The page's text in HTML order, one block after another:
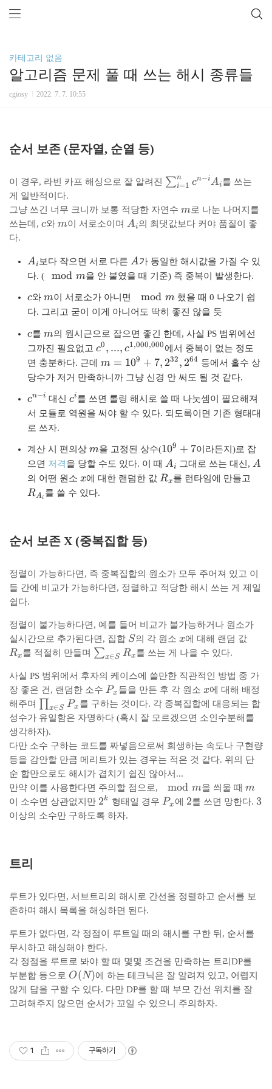
카테고리 없음
알고리즘 문제 풀 때 쓰는 해시 종류들
cgiosy 2022. 7. 7. 10:55
순서 보존 (문자열, 순열 등)
이 경우, 라빈 카프 해싱으로 잘 알려진 \
u
m
=
1
}
^
{
}
{
c
^
{
n
-
_i
}
∑i=1
n cn−iAi를 쓰는
게 일반적이다.
그냥 쓰긴 너무 크니까 보통 적당한 자연수 m
m로 나눈 나머지를
쓰는데, c
c와 m
m이 서로소이며 A
Ai의 최댓값보다 커야 품질이 좋
다.
A
_i
Ai 보다 작으면 서로 다른 A
A가 동일한 해시값을 가질 수 있
다. (
o
d
mod m을 안 붙였을 때 기준) 즉 중복이 발생한다.
c
c와 m
m이 서로소가 아니면
m
d
m
mod m 했을 때 0 나오기 쉽
다. 그리고 굳이 이게 아니어도 딱히 좋진 않을 듯
c
c를 m
m의 원시근으로 잡으면 좋긴 한데, 사실 PS 범위에선
그까진 필요없고 c
^
0
.
c
^
{
,
0
0
0
c0 , ..., c1,000,000 에서 중복이 없는 정도
면 충분하다. 근데 m
=
0
^
7,
2
^
2
6
4
m = 109 + 7, 232 , 264 등에서 홀수 상
당수가 저거 만족하니까 그냥 신경 안 써도 될 것 같다.
c
^
{
n
-
i
}
cn−i 대신 c
^
ci를 쓰면 롤링 해시로 쓸 때 나눗셈이 필요해져
서 모듈로 역원을 써야 할 수 있다. 되도록이면 기존 형태대
로 쓰자.
계산 시 편의상 m
m을 고정된 상수(1
^
109 + 7이라든지)로 잡
으면 저격을 당할 수도 있다. 이 때 A
_i
Ai 그대로 쓰는 대신, A
A
의 어떤 원소 x
x에 대한 랜덤한 값 R
Rx를 런타임에 만들고
RAi 를 쓸 수 있다.
순서 보존 X (중복집합 등)
정렬이 가능하다면, 즉 중복집합의 원소가 모두 주어져 있고 이
들 간에 비교가 가능하다면, 정렬하고 적당한 해시 쓰는 게 제일
쉽다.
정렬이 불가능하다면, 예를 들어 비교가 불가능하거나 원소가
실시간으로 추가된다면, 집합 S
S의 각 원소x
x에 대해 랜덤 값
Rx를 적절히 만들며 \
u
m
_
{
\i
n
S
}
{
R
_
∑x∈S Rx를 쓰는 게 나을 수 있다.
사실 PS 범위에서 후자의 케이스에 쓸만한 직관적인 방법 중 가
장 좋은 건, 랜덤한 소수 P
_
x
Px 들을 만든 후 각 원소 x
x에 대해 배정
해주며 \
p
r
o
d
_
{
x
\
i
_
x
x∈S Px 를 구하는 것이다. 각 중복집합에 대응되는 합
성수가 유일함은 자명하다 (혹시 잘 모르겠으면 소인수분해를
생각하자).
다만 소수 구하는 코드를 짜넣음으로써 희생하는 속도나 구현량
등을 감안할 만큼 메리트가 있는 경우는 적은 것 같다. 위의 단
순 합만으로도 해시가 겹치기 쉽진 않아서...
만약 이를 사용한다면 주의할 점으로,
m
mod m을 씌울 때m
m
이 소수면 상관없지만 2
^
2k 형태일 경우 P
Px 에 2
2를 쓰면 망한다. 3
3
이상의 소수만 구하도록 하자.
트리
루트가 있다면, 서브트리의 해시로 간선을 정렬하고 순서를 보
존하며 해시 목록을 해싱하면 된다.
루트가 없다면, 각 정점이 루트일 때의 해시를 구한 뒤, 순서를
무시하고 해싱해야 한다.
각 정점을 루트로 봐야 할 때 몇몇 조건을 만족하는 트리DP를
부분합 등으로 O
(
N
O(N)에 하는 테크닉은 잘 알려져 있고, 어렵지
않게 답을 구할 수 있다. 다만 DP를 할 때 부모 간선 위치를 잘
고려해주지 않으면 순서가 꼬일 수 있으니 주의하자.
1 구독하기